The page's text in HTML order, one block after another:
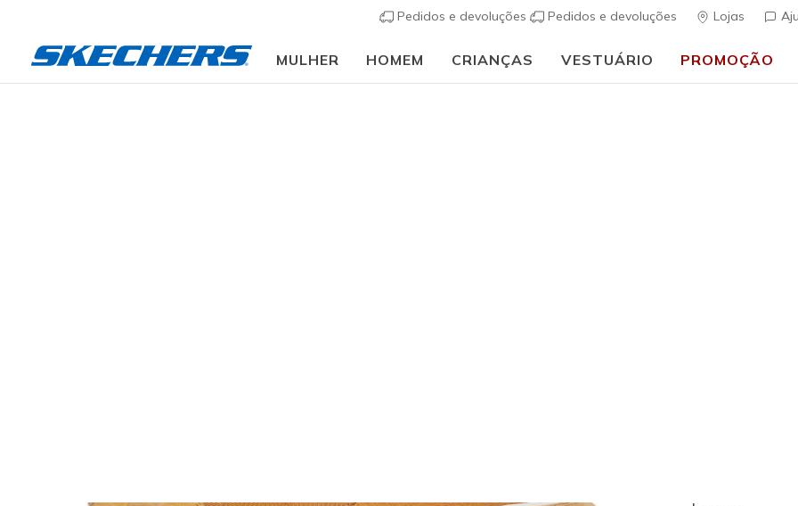
Pedidos e devoluções Pedidos e devoluções Lojas
MULHER HOMEM CRIANÇAS VESTUÁRIO PROMOÇÃO